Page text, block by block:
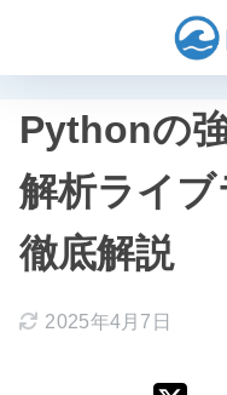
Pythonの
解析ライブ
徹底解説
2025年4月7日